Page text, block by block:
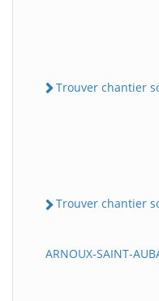
Trouver chantier
Trouver chantier
ARNOUX-SAINT-